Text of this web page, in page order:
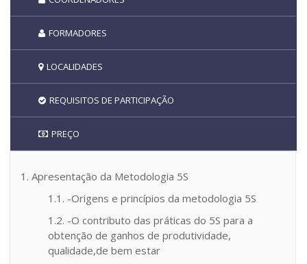
FORMADORES
LOCALIDADES
REQUISITOS DE PARTICIPAÇÃO
PREÇO
1. Apresentação da Metodologia 5S
1.1. -Origens e princípios da metodologia 5S
1.2. -O contributo das práticas do 5S para a
obtenção de ganhos de produtividade,
qualidade,de bem estar